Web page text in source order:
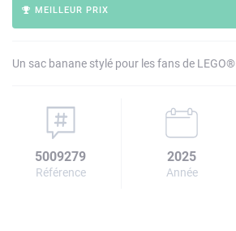
MEILLEUR PRIX
Un sac banane stylé pour les fans de LEGO®
5009279
Référence
2025
Année